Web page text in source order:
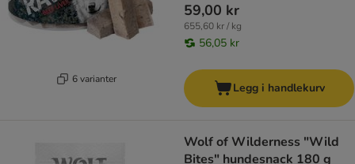
6 varianter
59,00 kr
655,60 kr / kg
56,05 kr
Legg i handlekurv
Wolf of Wilderness "Wild
Bites" hundesnack 180 g